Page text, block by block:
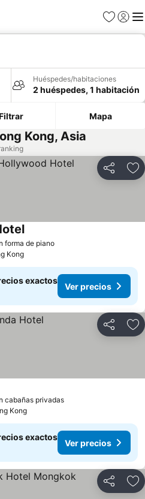
Favoritos
Iniciar
Huéspedes/habitaciones
2 huéspedes, 1 habitación
Mapa
Kong, Asia
Compartir
forma de piano
Kong
exactos
Ver precios
Compartir
cabañas privadas
Kong
exactos
Ver precios
Compartir